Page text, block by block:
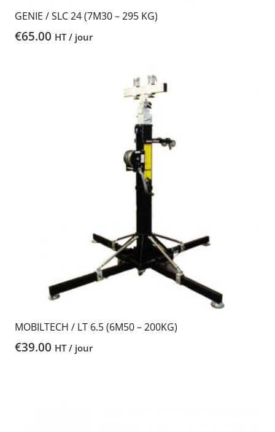
GENIE / SLC 24 (7M30 – 295 KG)
€65.00 HT / jour
MOBILTECH / LT 6.5 (6M50 – 200KG)
€39.00 HT / jour